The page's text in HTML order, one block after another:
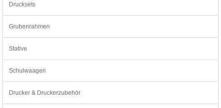
Drucksets
Grubenrahmen
Stative
Schulwaagen
Drucker & Druckerzubehör